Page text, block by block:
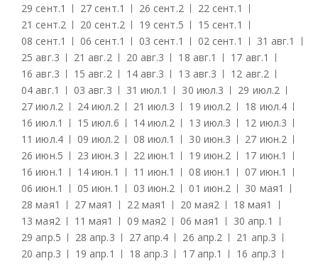
29 сент.1 27 сент.1 26 сент.2 22 сент.1
21 сент.2 20 сент.2 19 сент.5 15 сент.1
08 сент.1 06 сент.1 03 сент.1 02 сент.1 31 авг.1
25 авг.3 21 авг.2 20 авг.3 18 авг.1 17 авг.1
16 авг.3 15 авг.2 14 авг.3 13 авг.3 12 авг.2
04 авг.1 03 авг.3 31 июл.1 30 июл.3 29 июл.2
27 июл.2 24 июл.2 21 июл.3 19 июл.2 18 июл.4
16 июл.1 15 июл.6 14 июл.2 13 июл.3 12 июл.3
11 июл.4 09 июл.2 08 июл.1 30 июн.3 27 июн.2
26 июн.5 23 июн.3 22 июн.1 19 июн.2 17 июн.1
16 июн.1 14 июн.1 11 июн.1 08 июн.1 07 июн.1
06 июн.1 05 июн.1 03 июн.2 01 июн.2 30 мая1
28 мая1 27 мая1 22 мая1 20 мая2 18 мая1
13 мая2 11 мая1 09 мая2 06 мая1 30 апр.1
29 апр.5 28 апр.3 27 апр.4 26 апр.2 21 апр.3
20 апр.3 19 апр.1 18 апр.3 17 апр.1 16 апр.3